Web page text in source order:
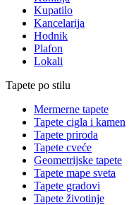
Kupatilo
Kancelarija
Hodnik
Plafon
Lokali
Tapete po stilu
Mermerne tapete
Tapete cigla i kamen
Tapete priroda
Tapete cveće
Geometrijske tapete
Tapete mape sveta
Tapete gradovi
Tapete životinje